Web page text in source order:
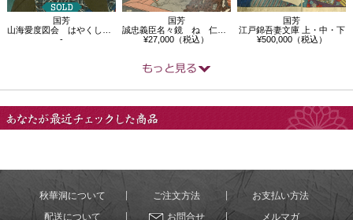
国芳
山海愛度図会 はやくしまいたい 甲州 う…
-
国芳
誠忠義臣名々鏡 ね 仁村治郎左衛門包常
¥27,000（税込）
国芳
江戸錦吾妻文庫 上・中・下
¥500,000（税込）
秋華洞について ご注文方法
お支払い方法
配送について
お問合せ メルマガ